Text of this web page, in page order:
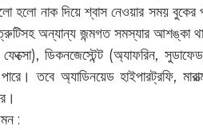
হলো নাক দিয়ে শ্বাস নেওয়ার সময়
ত্রুটিসহ অন্যান্য জন্মগত সমস্যার আশঙ্কা
ডিকনজেস্টেন্ট (অ্যাফরিন, সুডাফেড,
তবে অ্যাডিনয়েড হাইপারট্রফি,
: